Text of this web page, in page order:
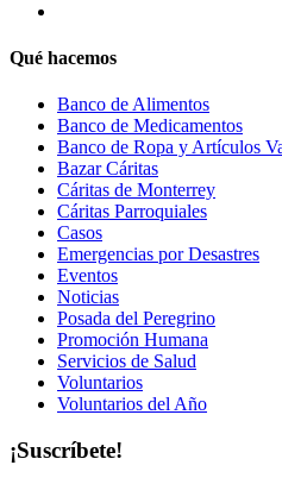
Qué hacemos
Banco de Alimentos
Banco de Medicamentos
Banco de Ropa y Artículos
Bazar Cáritas
Cáritas de Monterrey
Cáritas Parroquiales
Casos
Emergencias por Desastres
Eventos
Noticias
Posada del Peregrino
Promoción Humana
Servicios de Salud
Voluntarios
Voluntarios del Año
¡Suscríbete!